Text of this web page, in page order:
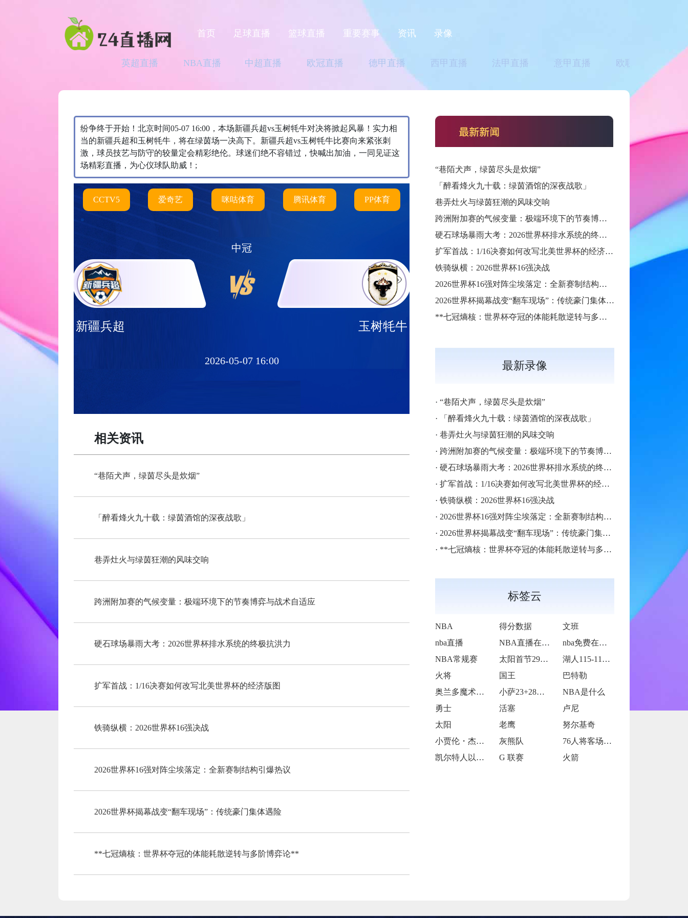
首页 足球直播 篮球直播 重要赛事 资讯 录像
英超直播 NBA直播 中超直播 欧冠直播 德甲直播 西甲直播 法甲直播 意甲直播 欧联直播
纷争终于开始！北京时间05-07 16:00，本场新疆兵超vs玉树牦牛对决将掀起风暴！实力相
当的新疆兵超和玉树牦牛，将在绿茵场一决高下。新疆兵超vs玉树牦牛比赛向来紧张刺
激，球员技艺与防守的较量定会精彩绝伦。球迷们绝不容错过，快喊出加油，一同见证这
场精彩直播，为心仪球队助威！;
CCTV5 爱奇艺 咪咕体育 腾讯体育 PP体育
中冠
新疆兵超 玉树牦牛
2026-05-07 16:00
相关资讯
“巷陌犬声，绿茵尽头是炊烟”
「醉看烽火九十载：绿茵酒馆的深夜战歌」
巷弄灶火与绿茵狂潮的风味交响
跨洲附加赛的气候变量：极端环境下的节奏博弈与战术自适应
硬石球场暴雨大考：2026世界杯排水系统的终极抗洪力
扩军首战：1/16决赛如何改写北美世界杯的经济版图
铁骑纵横：2026世界杯16强决战
2026世界杯16强对阵尘埃落定：全新赛制结构引爆热议
2026世界杯揭幕战变“翻车现场”：传统豪门集体遇险
**七冠熵核：世界杯夺冠的体能耗散逆转与多阶博弈论**
“巷陌犬声，绿茵尽头是炊烟”
「醉看烽火九十载：绿茵酒馆的深夜战歌」
巷弄灶火与绿茵狂潮的风味交响
跨洲附加赛的气候变量：极端环境下的节奏博弈与战术自适应
硬石球场暴雨大考：2026世界杯排水系统的终极抗洪力
扩军首战：1/16决赛如何改写北美世界杯的经济版图
铁骑纵横：2026世界杯16强决战
2026世界杯16强对阵尘埃落定：全新赛制结构引爆热议
2026世界杯揭幕战变“翻车现场”：传统豪门集体遇险
**七冠熵核：世界杯夺冠的体能耗散逆转与多阶博弈论**
最新录像
· “巷陌犬声，绿茵尽头是炊烟”
·
「醉看烽火九十载：绿茵酒馆的深夜战歌」
· 巷弄灶火与绿茵狂潮的风味交响
· 跨洲附加赛的气候变量：极端环境下的节奏博弈与战术自适应
· 硬石球场暴雨大考：2026世界杯排水系统的终极抗洪力
· 扩军首战：1/16决赛如何改写北美世界杯的经济版图
· 铁骑纵横：2026世界杯16强决战
· 2026世界杯16强对阵尘埃落定：全新赛制结构引爆热议
· 2026世界杯揭幕战变“翻车现场”：传统豪门集体遇险
· **七冠熵核：世界杯夺冠的体能耗散逆转与多阶博弈论**
标签云
NBA 得分数据
文班
nba直播
NBA直播在线观看
nba免费在线高清直播
NBA常规赛
太阳首节29-30落后步行者
湖人115-119不敌火箭
火将
国王
巴特勒
奥兰多魔术的当家球星保罗-班凯罗
小萨23+28德罗赞24+9 国王114
NBA是什么
勇士
活塞
卢尼
太阳
老鹰
努尔基奇
小贾伦・杰克逊
灰熊队
76人将客场挑战魔术
凯尔特人以120-119战胜鹈鹕
G 联赛 火箭